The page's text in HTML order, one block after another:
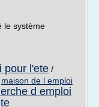
le système
pour l'ete /
maison de l emploi
d emploi